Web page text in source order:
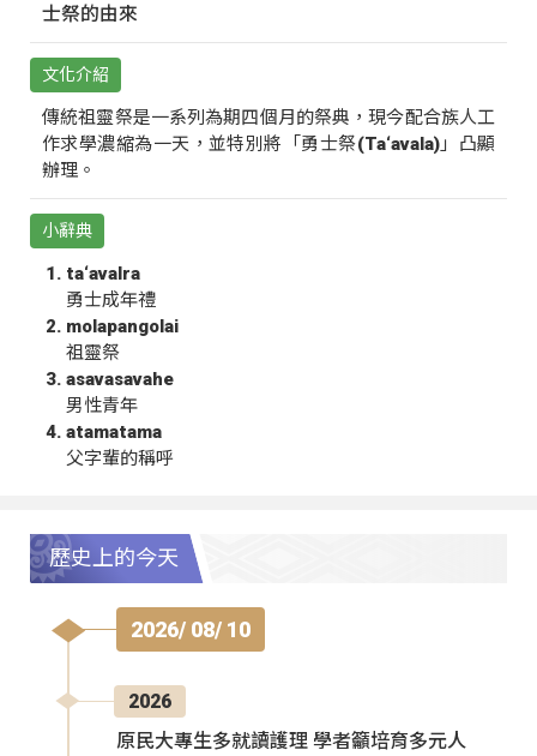
士祭的由來
文化介紹
傳統祖靈祭是一系列為期四個月的祭典，現今配合族人工
作求學濃縮為一天，並特別將「勇士祭(Ta‘avala)」凸顯
辦理。
小辭典
ta‘avalra
勇士成年禮
molapangolai
祖靈祭
asavasavahe
男性青年
atamatama
父字輩的稱呼
歷史上的今天
2026/ 08/ 10
2026
原民大專生多就讀護理 學者籲培育多元人